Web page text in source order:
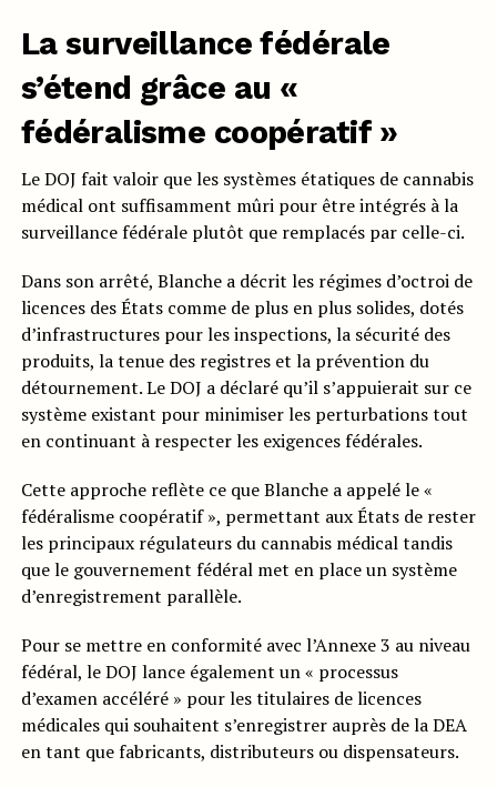
La surveillance fédérale
s’étend grâce au «
fédéralisme coopératif »
Le DOJ fait valoir que les systèmes étatiques de cannabis
médical ont suffisamment mûri pour être intégrés à la
surveillance fédérale plutôt que remplacés par celle-ci.
Dans son arrêté, Blanche a décrit les régimes d’octroi de
licences des États comme de plus en plus solides, dotés
d’infrastructures pour les inspections, la sécurité des
produits, la tenue des registres et la prévention du
détournement. Le DOJ a déclaré qu’il s’appuierait sur ce
système existant pour minimiser les perturbations tout
en continuant à respecter les exigences fédérales.
Cette approche reflète ce que Blanche a appelé le «
fédéralisme coopératif », permettant aux États de rester
les principaux régulateurs du cannabis médical tandis
que le gouvernement fédéral met en place un système
d’enregistrement parallèle.
Pour se mettre en conformité avec l’Annexe 3 au niveau
fédéral, le DOJ lance également un « processus
d’examen accéléré » pour les titulaires de licences
médicales qui souhaitent s’enregistrer auprès de la DEA
en tant que fabricants, distributeurs ou dispensateurs.